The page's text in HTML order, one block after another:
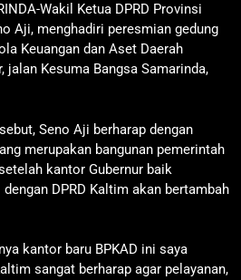
Wakil Ketua DPRD Provinsi
Aji, menghadiri peresmian gedung
Keuangan dan Aset Daerah
jalan Kesuma Bangsa Samarinda,
Seno Aji berharap dengan
merupakan bangunan pemerintah
kantor Gubernur baik
DPRD Kaltim akan bertambah
kantor baru BPKAD ini saya
sangat berharap agar pelayanan,